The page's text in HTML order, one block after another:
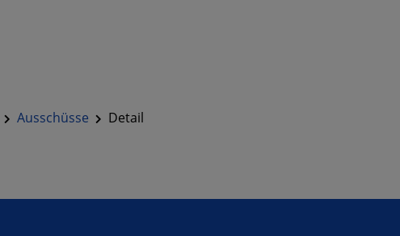
Ausschüsse Detail